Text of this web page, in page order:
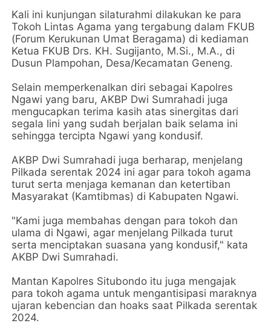
Kali ini kunjungan silaturahmi dilakukan ke para
Tokoh Lintas Agama yang tergabung dalam FKUB
(Forum Kerukunan Umat Beragama) di kediaman
Ketua FKUB Drs. KH. Sugijanto, M.Si., M.A., di
Dusun Plampohan, Desa/Kecamatan Geneng.
Selain memperkenalkan diri sebagai Kapolres
Ngawi yang baru, AKBP Dwi Sumrahadi juga
mengucapkan terima kasih atas sinergitas dari
segala lini yang sudah berjalan baik selama ini
sehingga tercipta Ngawi yang kondusif.
AKBP Dwi Sumrahadi juga berharap, menjelang
Pilkada serentak 2024 ini agar para tokoh agama
turut serta menjaga kemanan dan ketertiban
Masyarakat (Kamtibmas) di Kabupaten Ngawi.
"Kami juga membahas dengan para tokoh dan
ulama di Ngawi, agar menjelang Pilkada turut
serta menciptakan suasana yang kondusif," kata
AKBP Dwi Sumrahadi.
Mantan Kapolres Situbondo itu juga mengajak
para tokoh agama untuk mengantisipasi maraknya
ujaran kebencian dan hoaks saat Pilkada serentak
2024.